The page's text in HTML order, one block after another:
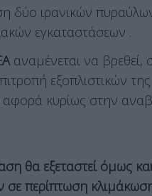
δύο ιρανικών
εγκαταστάσεων .
αναμένεται να βρεθεί,
εξοπλιστικών
κυρίως στην
θα εξεταστεί όμως
σε περίπτωση